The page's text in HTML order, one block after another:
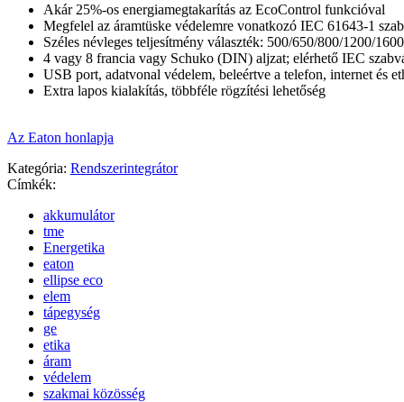
Akár 25%-os energiamegtakarítás az EcoControl funkcióval
Megfelel az áramtüske védelemre vonatkozó IEC 61643-1
Széles névleges teljesítmény választék: 500/650/800/1200/
4 vagy 8 francia vagy Schuko (DIN) aljzat; elérhető IEC
USB port, adatvonal védelem, beleértve a telefon, internet és
Extra lapos kialakítás, többféle rögzítési lehetőség
Az Eaton honlapja
Kategória: Rendszerintegrátor
Címkék:
akkumulátor
tme
Energetika
eaton
ellipse eco
elem
tápegység
ge
etika
áram
védelem
szakmai közösség